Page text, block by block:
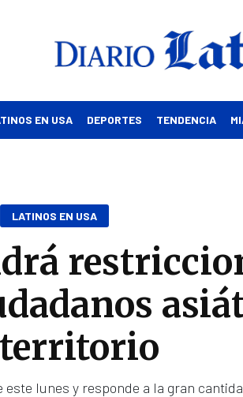
EN USA DEPORTES TENDENCIA
LATINOS EN USA
lunes y responde a la gran